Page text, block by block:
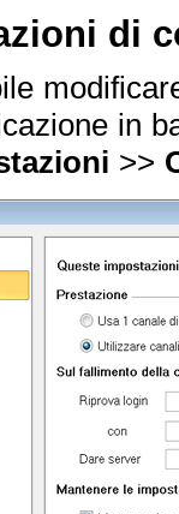
di
in
>>